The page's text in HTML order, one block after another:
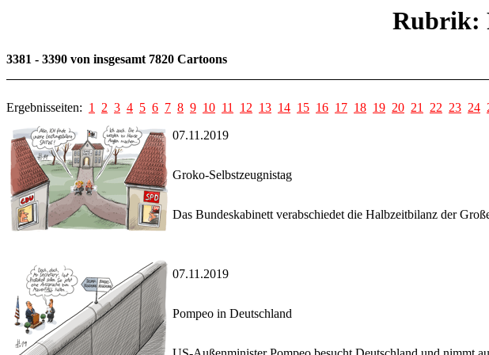
Rubrik:
3381 - 3390 von insgesamt 7820 Cartoons
Ergebnisseiten: 1 2 3 4 5 6 7 8 9 10 11 12 13 14 15 16 17 18 19 20 21 22 23 24
07.11.2019
Groko-Selbstzeugnistag
Das Bundeskabinett verabschiedet die Halbzeitbilanz der
07.11.2019
Pompeo in Deutschland